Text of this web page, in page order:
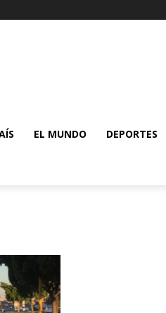
EL MUNDO DEPORTES